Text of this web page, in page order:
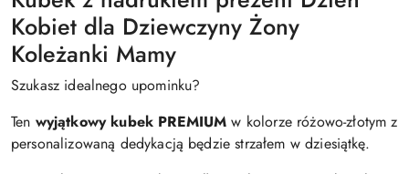
Kobiet dla Dziewczyny Żony
Koleżanki Mamy
Szukasz idealnego upominku?
Ten wyjątkowy kubek PREMIUM w kolorze różowo-złotym z
personalizowaną dedykacją będzie strzałem w dziesiątkę.